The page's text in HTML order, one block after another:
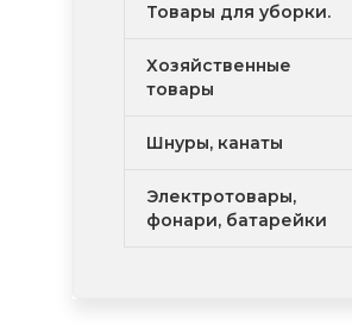
Товары для уборки.
Хозяйственные
товары
Шнуры, канаты
Электротовары,
фонари, батарейки